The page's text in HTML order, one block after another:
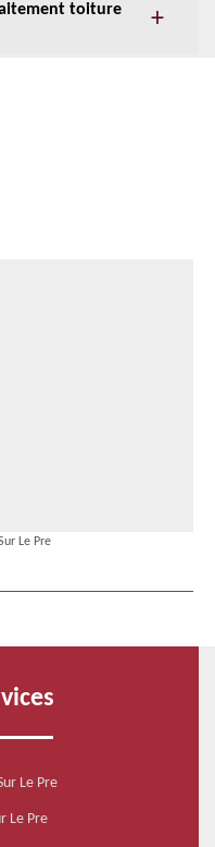
toiture
Le Pre
Le Pre
Le Pre